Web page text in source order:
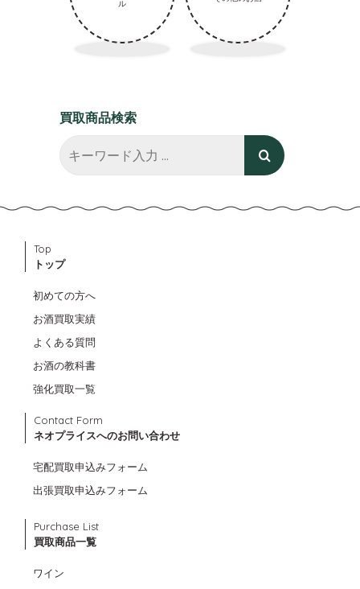
ル
買取商品検索
Top
トップ
初めての方へ
お酒買取実績
よくある質問
お酒の教科書
強化買取一覧
Contact Form
ネオプライスへのお問い合わせ
宅配買取申込みフォーム
出張買取申込みフォーム
Purchase List
買取商品一覧
ワイン